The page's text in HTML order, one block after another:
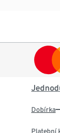
Dobírka
Platební